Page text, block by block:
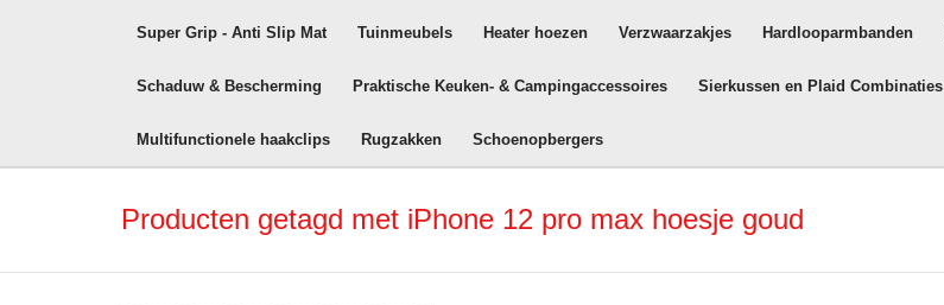
Super Grip - Anti Slip Mat Tuinmeubels Heater hoezen Verzwaarzakjes Hardlooparmbanden
Schaduw & Bescherming Praktische Keuken- & Campingaccessoires Sierkussen en Plaid Combinaties
Multifunctionele haakclips Rugzakken Schoenopbergers
Producten getagd met iPhone 12 pro max hoesje goud